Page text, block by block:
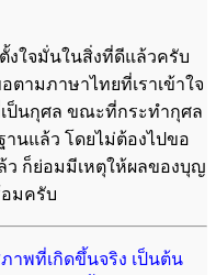
ใจมั่นในสิ่งที่ดีแล้วครับ
ตามภาษาไทยที่เราเข้าใจ
ป็นกุศล ขณะที่กระทำกุศล
านแล้ว โดยไม่ต้องไปขอ
ว ก็ย่อมมีเหตุให้ผลของบุญ
มครับ
าพที่เกิดขึ้นจริง เป็นต้น